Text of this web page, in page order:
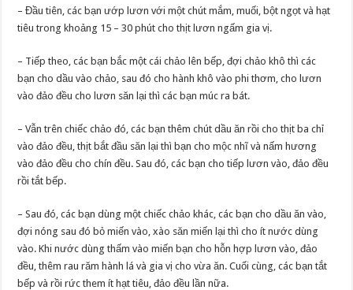
– Đầu tiên, các bạn ướp lươn với một chút mắm, muối, bột ngọt và hạt
tiêu trong khoảng 15 – 30 phút cho thịt lươn ngấm gia vị.
– Tiếp theo, các bạn bắc một cái chảo lên bếp, đợi chảo khô thì các
bạn cho dầu vào chảo, sau đó cho hành khô vào phi thơm, cho lươn
vào đảo đều cho lươn săn lại thì các bạn múc ra bát.
– Vẫn trên chiếc chảo đó, các bạn thêm chút dầu ăn rồi cho thịt ba chỉ
vào đảo đều, thịt bắt đầu săn lại thì bạn cho mộc nhĩ và nấm hương
vào đảo đều cho chín đều. Sau đó, các bạn cho tiếp lươn vào, đảo đều
rồi tắt bếp.
– Sau đó, các bạn dùng một chiếc chảo khác, các bạn cho dầu ăn vào,
đợi nóng sau đó bỏ miến vào, xào săn miến lại thì cho ít nước dùng
vào. Khi nước dùng thấm vào miến bạn cho hỗn hợp lươn vào, đảo
đều, thêm rau răm hành lá và gia vị cho vừa ăn. Cuối cùng, các bạn tắt
bếp và rồi rức them ít hạt tiêu, đảo đều lần nữa.